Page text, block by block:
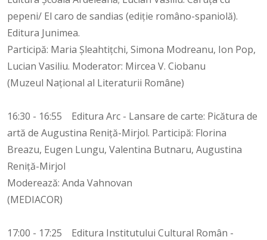
pepeni/ El caro de sandias (ediție româno-spaniolă).
Editura Junimea.
Participă: Maria Șleahtițchi, Simona Modreanu, Ion Pop,
Lucian Vasiliu. Moderator: Mircea V. Ciobanu
(Muzeul Național al Literaturii Române)
16:30 - 16:55 Editura Arc - Lansare de carte: Picătura de
artă de Augustina Reniță-Mirjol. Participă: Florina
Breazu, Eugen Lungu, Valentina Butnaru, Augustina
Reniță-Mirjol
Moderează: Anda Vahnovan
(MEDIACOR)
17:00 - 17:25 Editura Institutului Cultural Român -